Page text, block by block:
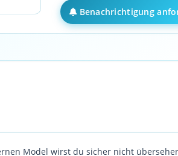
Benachrichtigung
Model wirst du sicher nicht